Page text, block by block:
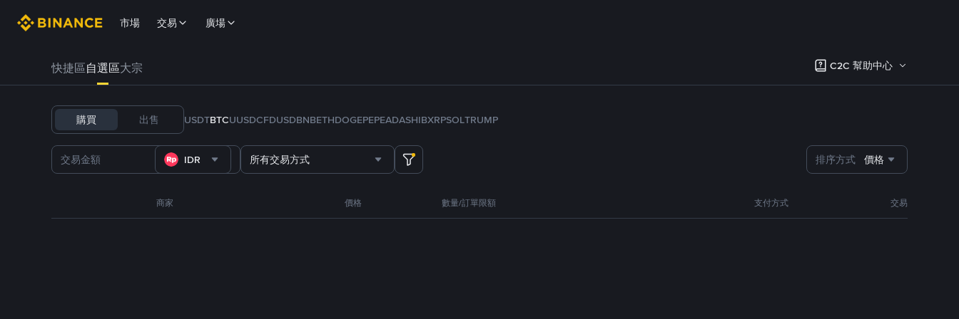
市場 交易 廣場
快捷區自選區大宗 C2C 幫助中心
購買 出售 USDTBTCUUSDCFDUSDBNBETHDOGEPEPEADASHIBXRPSOLTRUMP
IDR 所有交易方式 排序方式 價格
商家 價格 數量/訂單限額 支付方式 交易